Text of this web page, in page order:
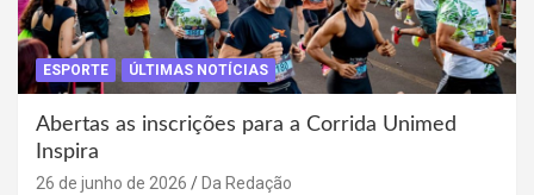
ESPORTE ÚLTIMAS NOTÍCIAS
Abertas as inscrições para a Corrida Unimed
Inspira
26 de junho de 2026 Da Redação